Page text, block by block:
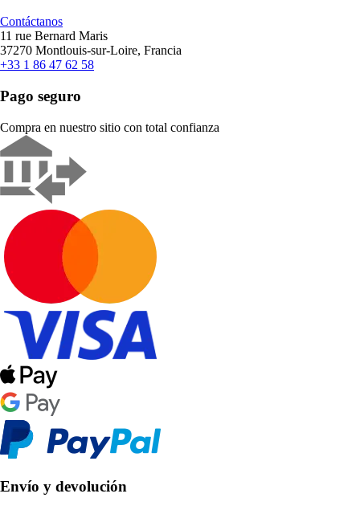
Contáctanos
11 rue Bernard Maris
37270 Montlouis-sur-Loire, Francia
+33 1 86 47 62 58
Pago seguro
Compra en nuestro sitio con total confianza
Envío y devolución